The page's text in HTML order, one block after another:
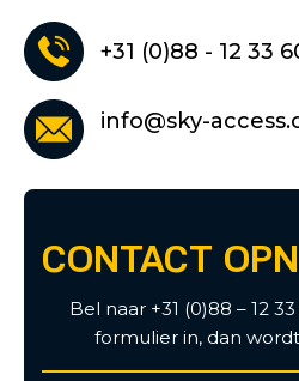
+31 (0)88 - 12 33
info@sky-
CONTACT
Bel naar +31 (0)88 – 12
formulier in, dan